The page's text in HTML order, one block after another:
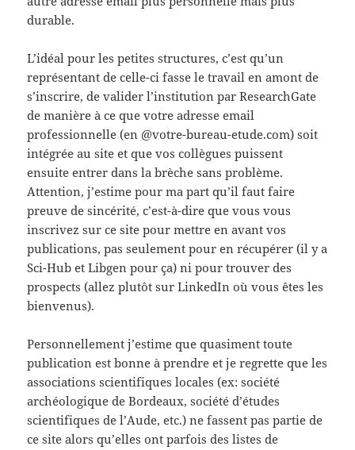
durable.
L’idéal pour les petites structures, c’est qu’un
représentant de celle-ci fasse le travail en amont de
s’inscrire, de valider l’institution par ResearchGate
de manière à ce que votre adresse email
professionnelle (en @votre-bureau-etude.com) soit
intégrée au site et que vos collègues puissent
ensuite entrer dans la brèche sans problème.
Attention, j’estime pour ma part qu’il faut faire
preuve de sincérité, c’est-à-dire que vous vous
inscrivez sur ce site pour mettre en avant vos
publications, pas seulement pour en récupérer (il y a
Sci-Hub et Libgen pour ça) ni pour trouver des
prospects (allez plutôt sur LinkedIn où vous êtes les
bienvenus).
Personnellement j’estime que quasiment toute
publication est bonne à prendre et je regrette que les
associations scientifiques locales (ex: société
archéologique de Bordeaux, société d’études
scientifiques de l’Aude, etc.) ne fassent pas partie de
ce site alors qu’elles ont parfois des listes de